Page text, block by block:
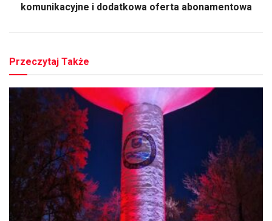
komunikacyjne i dodatkowa oferta abonamentowa
Przeczytaj Także